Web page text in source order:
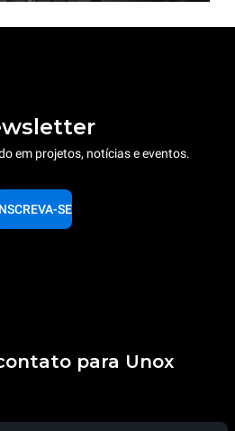
em projetos, notícias e eventos.
SE
para Unox